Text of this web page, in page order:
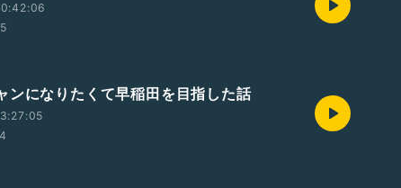
ンになりたくて早稲田を目指した話